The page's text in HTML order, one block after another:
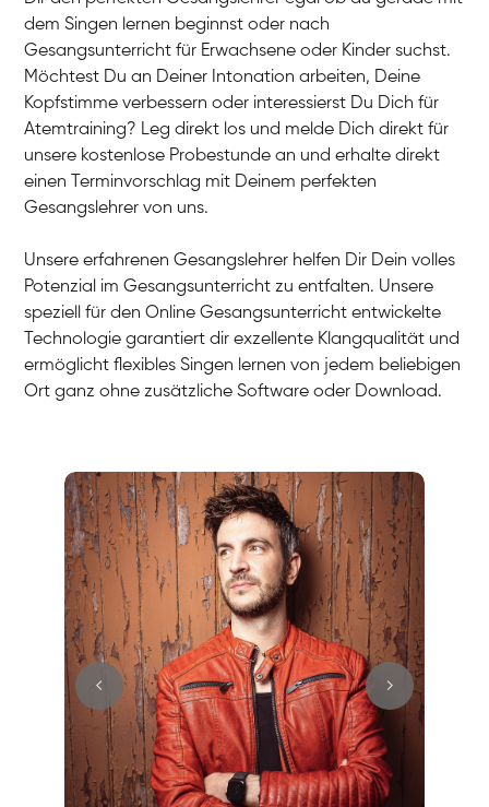
dem Singen lernen beginnst oder nach
Gesangsunterricht für Erwachsene oder Kinder suchst.
Möchtest Du an Deiner Intonation arbeiten, Deine
Kopfstimme verbessern oder interessierst Du Dich für
Atemtraining? Leg direkt los und melde Dich direkt für
unsere kostenlose Probestunde an und erhalte direkt
einen Terminvorschlag mit Deinem perfekten
Gesangslehrer von uns.
Unsere erfahrenen Gesangslehrer helfen Dir Dein volles
Potenzial im Gesangsunterricht zu entfalten. Unsere
speziell für den Online Gesangsunterricht entwickelte
Technologie garantiert dir exzellente Klangqualität und
ermöglicht flexibles Singen lernen von jedem beliebigen
Ort ganz ohne zusätzliche Software oder Download.
Stefan
Gesang / Vocal